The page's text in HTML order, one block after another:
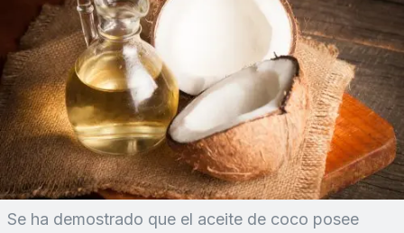
Se ha demostrado que el aceite de coco posee